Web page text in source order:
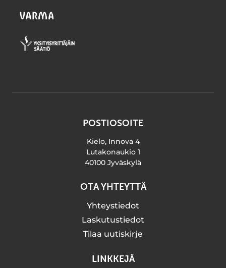
POSTIOSOITE
Kielo, Innova 4
Lutakonaukio 1
40100 Jyväskylä
OTA YHTEYTTÄ
Yhteystiedot
Laskutustiedot
Tilaa uutiskirje
LINKKEJÄ